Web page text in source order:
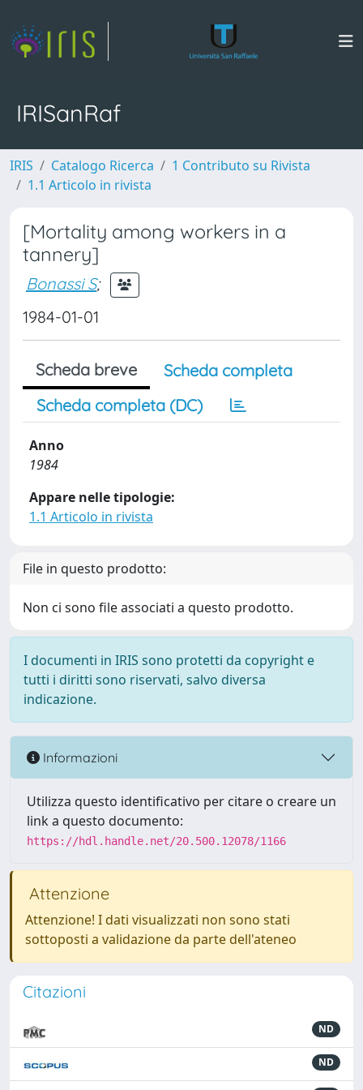
IRISanRaf
IRIS Catalogo Ricerca
1 Contributo su Rivista
1.1 Articolo in rivista
[Mortality among workers in a
tannery]
Bonassi S;
1984-01-01
Scheda breve
Scheda completa
Scheda completa (DC)
Anno
1984
Appare nelle tipologie:
1.1 Articolo in rivista
File in questo prodotto:
Non ci sono file associati a questo prodotto.
I documenti in IRIS sono protetti da copyright e
tutti i diritti sono riservati, salvo diversa
indicazione.
Informazioni
Utilizza questo identificativo per citare o creare un
link a questo documento:
https://hdl.handle.net/20.500.12078/1166
Attenzione
Attenzione! I dati visualizzati non sono stati
sottoposti a validazione da parte dell'ateneo
Citazioni
ND
ND